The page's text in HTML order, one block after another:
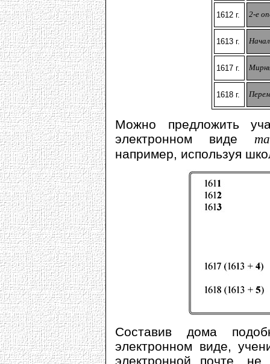
1612 г. 2-е
1613 г.
1617 г.
1618 г.
Можно предложить
электронном виде
например, используя
Составив дома
электронном виде,
электронной почте,